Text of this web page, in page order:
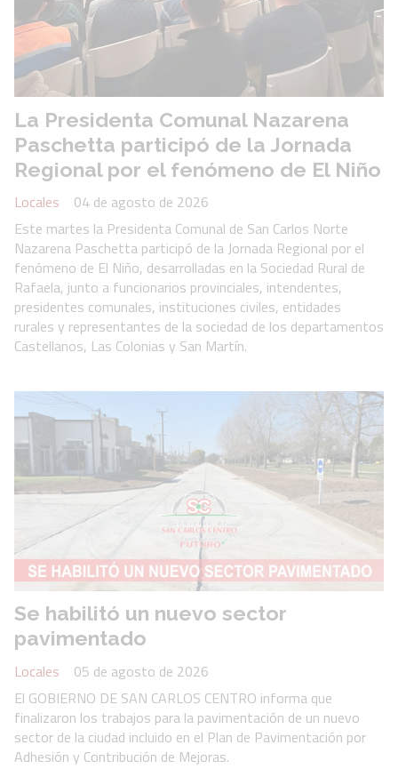
La Presidenta Comunal Nazarena
Paschetta participó de la Jornada
Regional por el fenómeno de El Niño
Locales
04 de agosto de 2026
Este martes la Presidenta Comunal de San Carlos Norte
Nazarena Paschetta participó de la Jornada Regional por el
fenómeno de El Niño, desarrolladas en la Sociedad Rural de
Rafaela, junto a funcionarios provinciales, intendentes,
presidentes comunales, instituciones civiles, entidades
rurales y representantes de la sociedad de los departamentos
Castellanos, Las Colonias y San Martín.
Se habilitó un nuevo sector
pavimentado
Locales
05 de agosto de 2026
El GOBIERNO DE SAN CARLOS CENTRO informa que
finalizaron los trabajos para la pavimentación de un nuevo
sector de la ciudad incluido en el Plan de Pavimentación por
Adhesión y Contribución de Mejoras.